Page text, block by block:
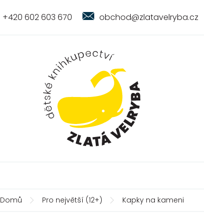
+420 602 603 670 obchod@zlatavelryba.cz
Domů Pro největší (12+) Kapky na kameni